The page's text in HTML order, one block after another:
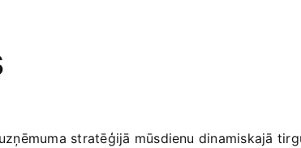
stratēģijā‍ mūsdienu dinamiskajā